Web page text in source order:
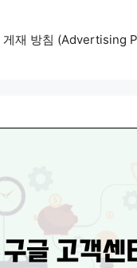
게재 방침 (Advertising